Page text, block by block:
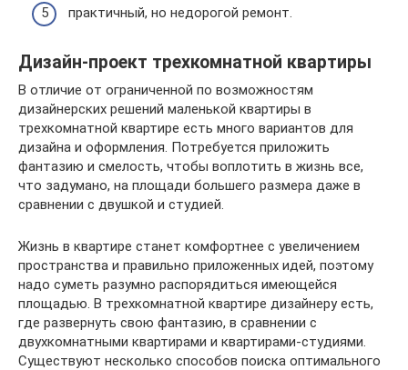
практичный, но недорогой ремонт.
Дизайн-проект трехкомнатной квартиры
В отличие от ограниченной по возможностям
дизайнерских решений маленькой квартиры в
трехкомнатной квартире есть много вариантов для
дизайна и оформления. Потребуется приложить
фантазию и смелость, чтобы воплотить в жизнь все,
что задумано, на площади большего размера даже в
сравнении с двушкой и студией.
Жизнь в квартире станет комфортнее с увеличением
пространства и правильно приложенных идей, поэтому
надо суметь разумно распорядиться имеющейся
площадью. В трехкомнатной квартире дизайнеру есть,
где развернуть свою фантазию, в сравнении с
двухкомнатными квартирами и квартирами-студиями.
Существуют несколько способов поиска оптимального